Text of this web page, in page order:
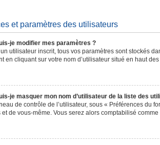
et paramètres des utilisateurs
je modifier mes paramètres ?
utilisateur inscrit, tous vos paramètres sont stockés
en cliquant sur votre nom d’utilisateur situé en haut
je masquer mon nom d’utilisateur de la liste des
de contrôle de l’utilisateur, sous « Préférences du
de vous-même. Vous serez alors comptabilisé